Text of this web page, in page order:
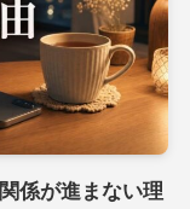
係が進まない理